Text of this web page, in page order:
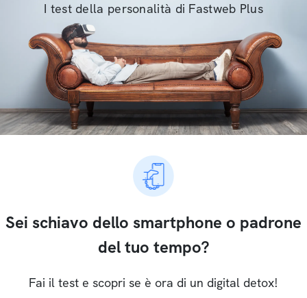
I test della personalità di Fastweb Plus
Sei schiavo dello smartphone o padrone
del tuo tempo?
Fai il test e scopri se è ora di un digital detox!